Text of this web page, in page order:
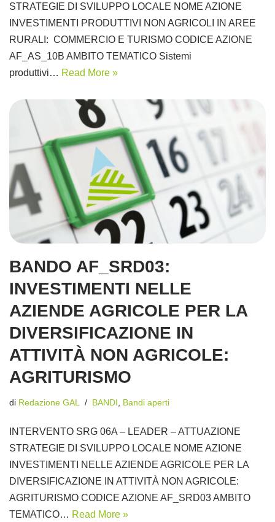
STRATEGIE DI SVILUPPO LOCALE NOME AZIONE
INVESTIMENTI PRODUTTIVI NON AGRICOLI IN AREE
RURALI: COMMERCIO E TURISMO CODICE AZIONE
AF_AS_10B AMBITO TEMATICO Sistemi
produttivi… Read More »
BANDO AF_SRD03:
INVESTIMENTI NELLE
AZIENDE AGRICOLE PER LA
DIVERSIFICAZIONE IN
ATTIVITÀ NON AGRICOLE:
AGRITURISMO
di Redazione GAL BANDI Bandi aperti
INTERVENTO SRG 06A – LEADER – ATTUAZIONE
STRATEGIE DI SVILUPPO LOCALE NOME AZIONE
INVESTIMENTI NELLE AZIENDE AGRICOLE PER LA
DIVERSIFICAZIONE IN ATTIVITÀ NON AGRICOLE:
AGRITURISMO CODICE AZIONE AF_SRD03 AMBITO
TEMATICO… Read More »